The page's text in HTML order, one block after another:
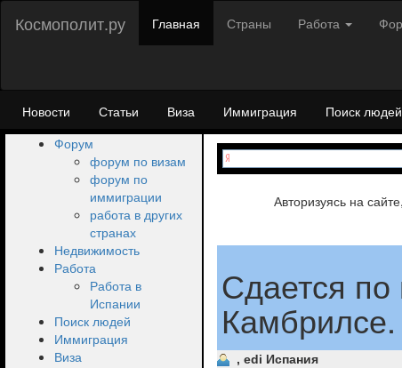
Космополит.ру Главная Страны Работа
Новости Статьи Виза Иммиграция Поиск людей
Форум
форум по визам
форум по
иммиграции
работа в других
странах
Недвижимость
Работа
Работа в
Испании
Поиск людей
Иммиграция
Виза
Авторизуясь на
Сдается
, edi Испания